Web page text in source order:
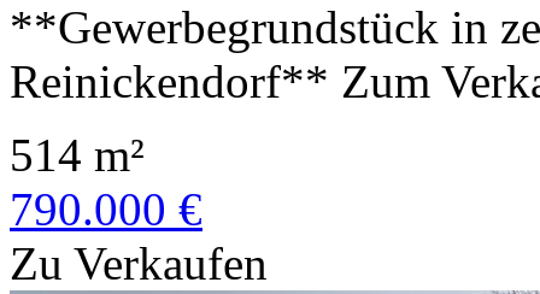
**Gewerbegrundstück in
Reinickendorf** Zum
514 m²
790.000 €
Zu Verkaufen